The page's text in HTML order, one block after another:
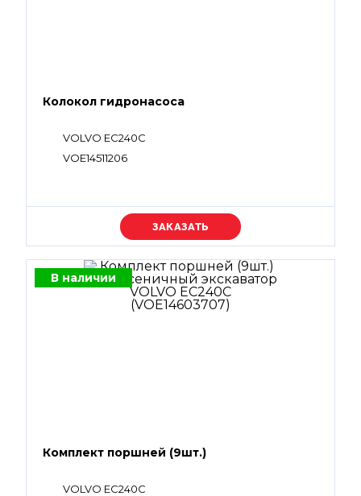
Колокол гидронасоса
VOLVO EC240C
VOE14511206
Уточняйте цену
В наличии
Комплект поршней (9шт.)
VOLVO EC240C